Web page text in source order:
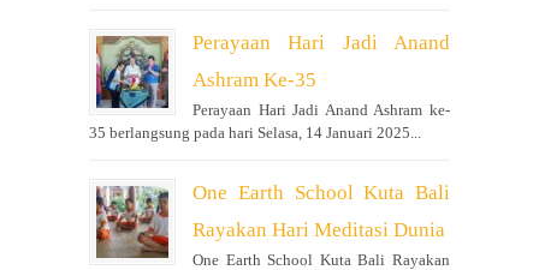
Perayaan Hari Jadi Anand
Ashram Ke-35
Perayaan Hari Jadi Anand Ashram ke-
35 berlangsung pada hari Selasa, 14 Januari 2025...
One Earth School Kuta Bali
Rayakan Hari Meditasi Dunia
One Earth School Kuta Bali Rayakan